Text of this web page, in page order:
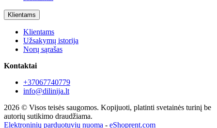
Klientams
Klientams
Užsakymų istorija
Norų sąrašas
Kontaktai
+37067740779
info@dilinija.lt
2026 © Visos teisės saugomos. Kopijuoti, platinti svetainės turinį be
autorių sutikimo draudžiama.
Elektroninių parduotuvių nuoma - eShoprent.com